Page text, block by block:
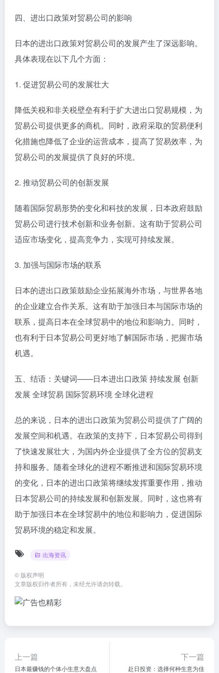
四、进出口政策对贸易公司的影响
日本的进出口政策对贸易公司的发展产生了深远影响。
具体表现在以下几个方面：
1. 促进贸易公司的发展壮大
降低关税和非关税壁垒有利于扩大进出口贸易规模，为
贸易公司提供更多的商机。同时，政府采取的贸易便利
化措施也降低了企业的运营成本，提高了贸易效率，为
贸易公司的发展提供了良好的环境。
2. 推动贸易公司的创新发展
随着国际贸易形势的变化和科技的发展，日本政府鼓励
贸易公司进行技术创新和业务创新。这有助于贸易公司
适应市场变化，提高竞争力，实现可持续发展。
3. 加强与国际市场的联系
日本的进出口政策鼓励企业拓展海外市场，与世界各地
的企业建立合作关系。这有助于加强日本与国际市场的
联系，提高日本在全球贸易中的地位和影响力。同时，
也有利于日本贸易公司更好地了解国际市场，把握市场
机遇。
五、结语：关键词——日本进出口政策 持续发展 创新
发展 全球贸易 国际贸易环境 全球化进程
总的来说，日本的进出口政策为贸易公司提供了广阔的
发展空间和机遇。在政策的支持下，日本贸易公司得到
了快速发展壮大，为国内外企业提供了全方位的贸易支
持和服务。随着全球化的进程不断推进和国际贸易环境
的变化，日本的进出口政策将继续发挥重要作用，推动
日本贸易公司的持续发展和创新发展。同时，这也将有
助于加强日本在全球贸易中的地位和影响力，促进国际
贸易环境的稳定和发展。
出海资讯
© 版权声明
文章版权归作者所有，未经允许请勿转载。
上一篇
日本最赚钱的个体小生意大盘点
下一篇
赴日投资：选择何种生意为佳